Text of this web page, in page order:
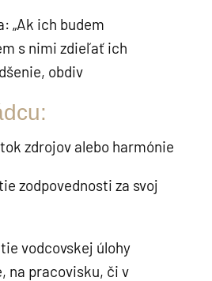
„Ak ich budem
s nimi zdieľať ich
obdiv
zdrojov alebo harmónie
zodpovednosti za svoj
vodcovskej úlohy
na pracovisku, či v